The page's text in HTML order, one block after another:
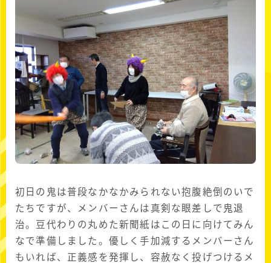
初日の鬼は普段なかなかみられない抱腹絶倒のいで
たちですが、メンバーさんは真剣な眼差しで鬼退
治。豆代わりの丸めた新聞紙はこの日に向けてみん
なで準備しました。優しく手加減するメンバーさん
もいれば、正義感を発揮し、容赦なく投げつけるメ